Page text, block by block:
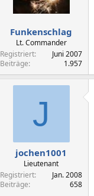
Funkenschlag
Lt. Commander
Registriert
Juni 2007
Beiträge
1.957
J
jochen1001
Lieutenant
Registriert
Jan. 2008
Beiträge
658